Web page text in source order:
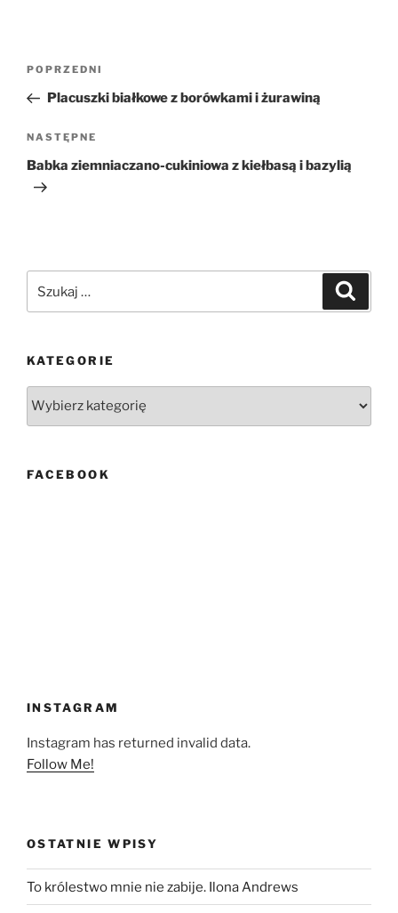
Nawigacja
Poprzedni
wpis
POPRZEDNI
Placuszki białkowe z borówkami i żurawiną
Następny
wpis
NASTĘPNE
Babka ziemniaczano-cukiniowa z kiełbasą i bazylią
KATEGORIE
FACEBOOK
INSTAGRAM
Instagram has returned invalid data.
Follow Me!
OSTATNIE WPISY
To królestwo mnie nie zabije. Ilona Andrews